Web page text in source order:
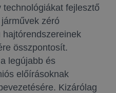
fejlesztő
zéró
összpontosít.
legújabb és
előírásoknak
Kizárólag